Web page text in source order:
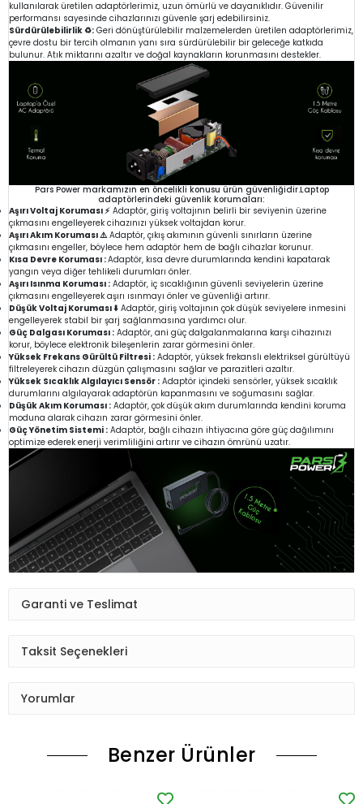
kullanılarak üretilen adaptörlerimiz, uzun ömürlü ve dayanıklıdır. Güvenilir
performansı sayesinde cihazlarınızı güvenle şarj edebilirsiniz.
Sürdürülebilirlik ♻️: Geri dönüştürülebilir malzemelerden üretilen adaptörlerimiz,
çevre dostu bir tercih olmanın yanı sıra sürdürülebilir bir geleceğe katkıda
bulunur. Atık miktarını azaltır ve doğal kaynakların korunmasını destekler.
Pars Power markamızın en öncelikli konusu ürün güvenliğidir.Laptop
adaptörlerindeki güvenlik korumaları:
Aşırı Voltaj Koruması ⚡ Adaptör, giriş voltajının belirli bir seviyenin üzerine
çıkmasını engelleyerek cihazınızı yüksek voltajdan korur.
Aşırı Akım Koruması ⚠️Adaptör, çıkış akımının güvenli sınırların üzerine
çıkmasını engeller, böylece hem adaptör hem de bağlı cihazlar korunur.
Kısa Devre Koruması :Adaptör, kısa devre durumlarında kendini kapatarak
yangın veya diğer tehlikeli durumları önler.
Aşırı Isınma Koruması : Adaptör, iç sıcaklığının güvenli seviyelerin üzerine
çıkmasını engelleyerek aşırı ısınmayı önler ve güvenliği artırır.
Düşük Voltaj Koruması ⬇️ Adaptör, giriş voltajının çok düşük seviyelere inmesini
engelleyerek stabil bir şarj sağlanmasına yardımcı olur.
Güç Dalgası Koruması : Adaptör, ani güç dalgalanmalarına karşı cihazınızı
korur, böylece elektronik bileşenlerin zarar görmesini önler.
Yüksek Frekans Gürültü Filtresi : Adaptör, yüksek frekanslı elektriksel gürültüyü
filtreleyerek cihazın düzgün çalışmasını sağlar ve parazitleri azaltır.
Yüksek Sıcaklık Algılayıcı Sensör : Adaptör içindeki sensörler, yüksek sıcaklık
durumlarını algılayarak adaptörün kapanmasını ve soğumasını sağlar.
Düşük Akım Koruması : Adaptör, çok düşük akım durumlarında kendini koruma
moduna alarak cihazın zarar görmesini önler.
Güç Yönetim Sistemi : Adaptör, bağlı cihazın ihtiyacına göre güç dağılımını
optimize ederek enerji verimliliğini artırır ve cihazın ömrünü uzatır.
Garanti ve Teslimat
Taksit Seçenekleri
Yorumlar
Benzer Ürünler